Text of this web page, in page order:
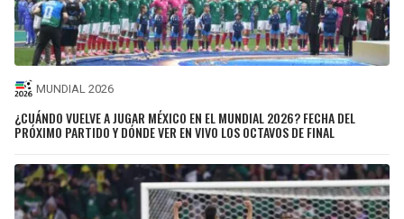
MUNDIAL 2026
¿CUÁNDO VUELVE A JUGAR MÉXICO EN EL MUNDIAL 2026? FECHA DEL
PRÓXIMO PARTIDO Y DÓNDE VER EN VIVO LOS OCTAVOS DE FINAL